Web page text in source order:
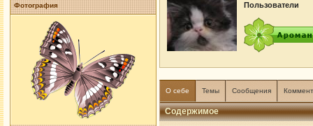
Фотография Пользователи
О себе Темы Сообщения
Содержимое